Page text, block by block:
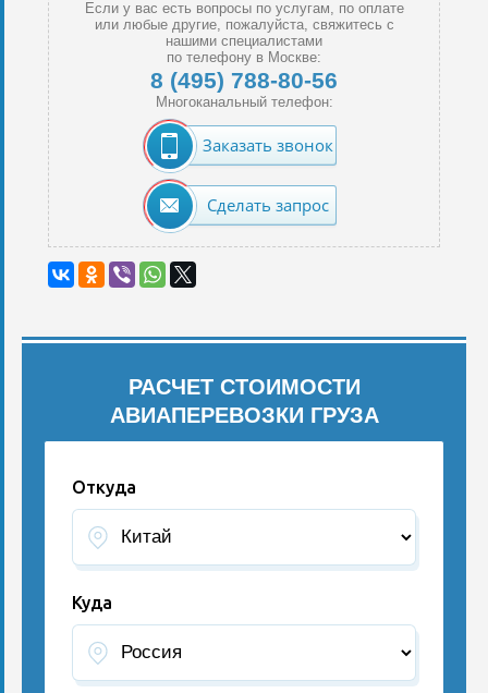
Если у вас есть вопросы по услугам, по оплате
или любые другие, пожалуйста, свяжитесь с
нашими специалистами
по телефону в Москве:
8 (495) 788-80-56
Многоканальный телефон:
Заказать звонок
Сделать запрос
РАСЧЕТ СТОИМОСТИ
АВИАПЕРЕВОЗКИ ГРУЗА
Откуда
Куда